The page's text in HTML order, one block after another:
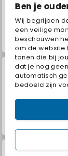
Ben je
Wij begrijpen
een veilige
beschouwen
om de website
tonen die bij
dat je nog
automatisch
bedoeld zijn
ASMR Makeover &